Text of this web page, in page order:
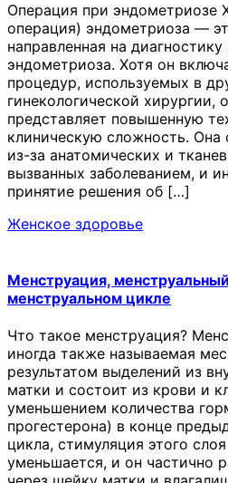
Операция при эндометриозе
операция) эндометриоза —
направленная на
эндометриоза. Хотя он
процедур, используемых в
гинекологической хирургии,
представляет повышенную
клиническую сложность. Она
из-за анатомических и
вызванных заболеванием, и
принятие решения об […]
Женское здоровье
Менструация,
менструальном цикле
Что такое менструация?
иногда также называемая
результатом выделений из
матки и состоит из крови и
уменьшением количества
прогестерона) в конце
цикла, стимуляция этого
уменьшается, и он частично